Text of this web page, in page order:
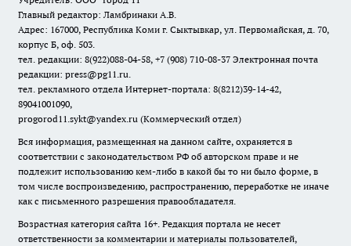
Главный редактор: Ламбринаки А.В.
Адрес: 167000, Республика Коми г. Сыктывкар, ул. Первомайская, д. 70,
корпус Б, оф. 503.
тел. редакции: 8(922)088-04-58, +7 (908) 710-08-37 Электронная почта
редакции: press@pg11.ru.
тел. рекламного отдела Интернет-портала: 8(8212)39-14-42,
89041001090,
progorod11.sykt@yandex.ru (Коммерческий отдел)
Вся информация, размещенная на данном сайте, охраняется в
соответствии с законодательством РФ об авторском праве и не
подлежит использованию кем-либо в какой бы то ни было форме, в
том числе воспроизведению, распространению, переработке не иначе
как с письменного разрешения правообладателя.
Возрастная категория сайта 16+. Редакция портала не несет
ответственности за комментарии и материалы пользователей,